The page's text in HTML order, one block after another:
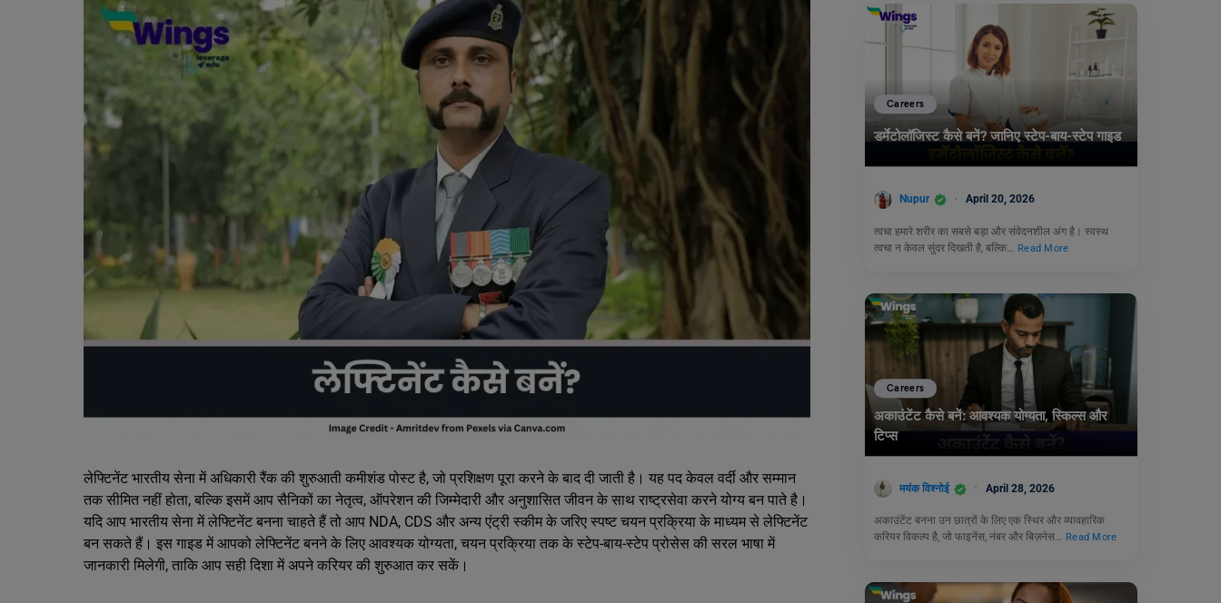
लेफ्टिनेंट भारतीय सेना में अधिकारी रैंक की शुरुआती कमीशंड पोस्ट है, जो प्रशिक्षण पूरा करने के बाद दी जाती है। यह पद केवल वर्दी और सम्मान
तक सीमित नहीं होता, बल्कि इसमें आप सैनिकों का नेतृत्व, ऑपरेशन की जिम्मेदारी और अनुशासित जीवन के साथ राष्ट्रसेवा करने योग्य बन पाते है।
यदि आप भारतीय सेना में लेफ्टिनेंट बनना चाहते हैं तो आप NDA, CDS और अन्य एंट्री स्कीम के जरिए स्पष्ट चयन प्रक्रिया के माध्यम से लेफ्टिनेंट
बन सकते हैं। इस गाइड में आपको लेफ्टिनेंट बनने के लिए आवश्यक योग्यता, चयन प्रक्रिया तक के स्टेप-बाय-स्टेप प्रोसेस की सरल भाषा में
जानकारी मिलेगी, ताकि आप सही दिशा में अपने करियर की शुरुआत कर सकें।
Careers
डर्मेटोलॉजिस्ट कैसे बनें? जानिए स्टेप-बाय-स्टेप गाइड
Nupur April 20, 2026
त्वचा हमारे शरीर का सबसे बड़ा और संवेदनशील अंग है। स्वस्थ
त्वचा न केवल सुंदर दिखती है, बल्कि… Read More
Careers
अकाउंटेंट कैसे बनें: आवश्यक योग्यता, स्किल्स और
टिप्स
मयंक विश्नोई April 28, 2026
अकाउंटेंट बनना उन छात्रों के लिए एक स्थिर और व्यावहारिक
करियर विकल्प है, जो फाइनेंस, नंबर और बिज़नेस… Read More